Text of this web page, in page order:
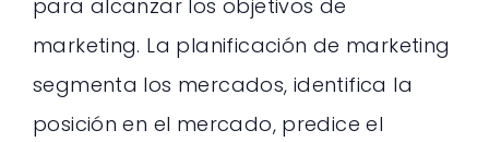
para alcanzar los objetivos de
marketing. La planificación de marketing
segmenta los mercados, identifica la
posición en el mercado, predice el